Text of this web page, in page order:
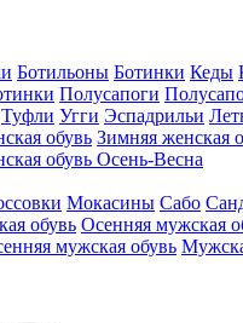
Ботильоны Ботинки Кеды
Полусапоги
Туфли Угги Эспадрильи
обувь Зимняя женская
обувь Осень-Весна
Мокасины Сабо
обувь Осенняя мужская
мужская обувь